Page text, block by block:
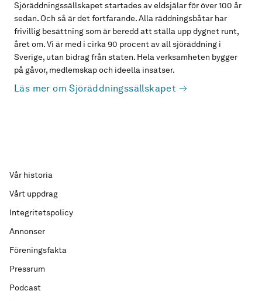
Sjöräddningssällskapet startades av eldsjälar för över 100 år
sedan. Och så är det fortfarande. Alla räddningsbåtar har
frivillig besättning som är beredd att ställa upp dygnet runt,
året om. Vi är med i cirka 90 procent av all sjöräddning i
Sverige, utan bidrag från staten. Hela verksamheten bygger
på gåvor, medlemskap och ideella insatser.
Läs mer om Sjöräddningssällskapet
Vår historia
Vårt uppdrag
Integritetspolicy
Annonser
Föreningsfakta
Pressrum
Podcast